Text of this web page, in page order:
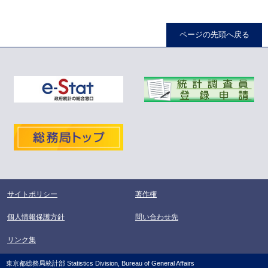
ページの先頭へ戻る
サイトポリシー 著作権
個人情報保護方針 問い合わせ先
リンク集
東京都総務局統計部 Statistics Division, Bureau of General Affairs